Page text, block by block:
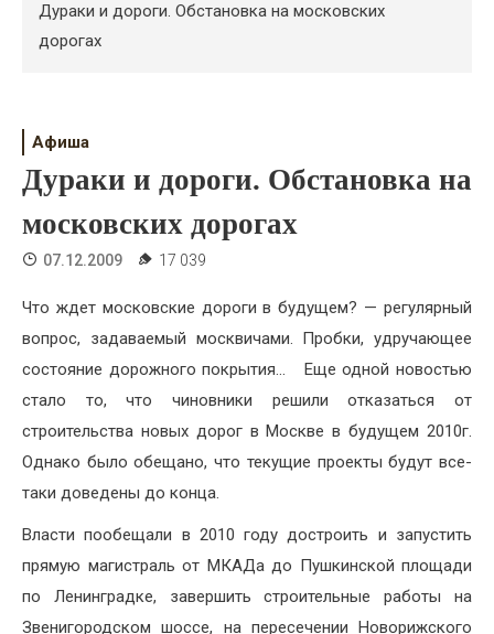
Дом
Жизнь
Хобби
Красота
Недвижимость
Дураки и дороги. Обстановка на московских
дорогах
Афиша
Дураки и дороги. Обстановка на
московских дорогах
07.12.2009 17 039
Что ждет московские дороги в будущем? — регулярный
вопрос, задаваемый москвичами. Пробки, удручающее
состояние дорожного покрытия… Еще одной новостью
стало то, что чиновники решили отказаться от
строительства новых дорог в Москве в будущем 2010г.
Однако было обещано, что текущие проекты будут все-
таки доведены до конца.
Власти пообещали в 2010 году достроить и запустить
прямую магистраль от МКАДа до Пушкинской площади
по Ленинградке, завершить строительные работы на
Звенигородском шоссе, на пересечении Новорижского